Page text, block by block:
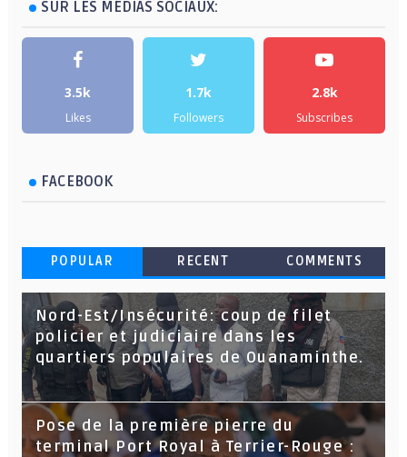
SUR LES MÉDIAS SOCIAUX:
3.5k
Likes
1.7k
Followers
2.8k
Subscribes
FACEBOOK
POPULAR RECENT COMMENTS
Nord-Est/Insécurité: coup de filet
policier et judiciaire dans les
quartiers populaires de Ouanaminthe.
Pose de la première pierre du
terminal Port Royal à Terrier-Rouge :